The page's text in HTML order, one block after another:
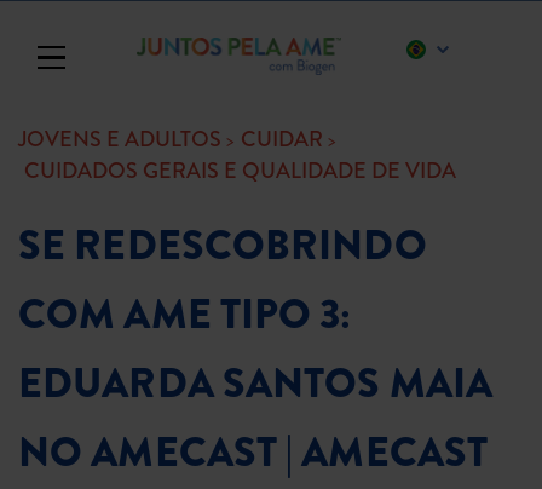
Toggle navigation
JOVENS E ADULTOS
CUIDAR
CUIDADOS GERAIS E QUALIDADE DE VIDA
SE REDESCOBRINDO
COM AME TIPO 3:
EDUARDA SANTOS MAIA
NO AMECAST | AMECAST